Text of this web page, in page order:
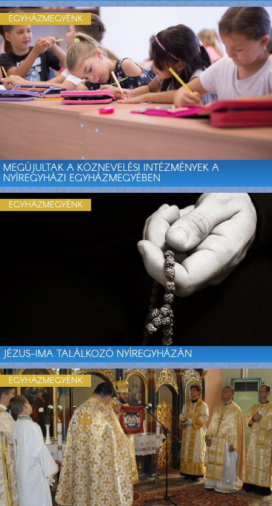
MEGÚJULTAK A KÖZNEVELÉSI INTÉZMÉNYEK A
NYÍREGYHÁZI EGYHÁZMEGYÉBEN
EGYHÁZMEGYÉNK
JÉZUS-IMA TALÁLKOZÓ NYÍREGYHÁZÁN
EGYHÁZMEGYÉNK
EGYHÁZMEGYÉNK